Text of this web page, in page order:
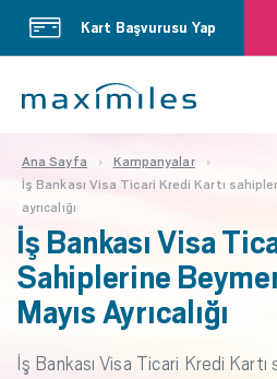
Kart Başvurusu Yap
Ana Sayfa
Kampanyalar
İş Bankası Visa Ticari Kredi Kartı
ayrıcalığı
İş Bankası Visa
Sahiplerine
Mayıs Ayrıcalığı
İş Bankası Visa Ticari Kredi Kartı